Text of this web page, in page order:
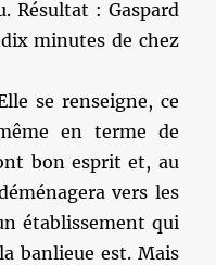
Résultat : Gaspard
minutes de chez
se renseigne, ce
en terme de
bon esprit et, au
vers les
établissement qui
banlieue est. Mais